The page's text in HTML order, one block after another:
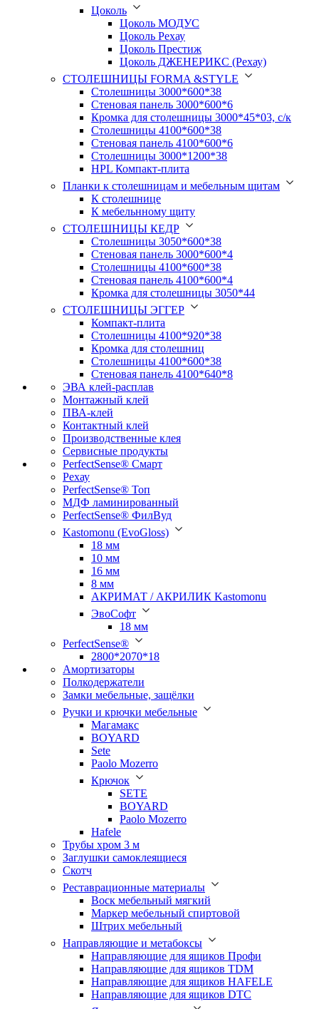
Цоколь
Цоколь МОДУС
Цоколь Рехау
Цоколь Престиж
Цоколь ДЖЕНЕРИКС (Рехау)
СТОЛЕШНИЦЫ FORMA &STYLE
Столешницы 3000*600*38
Стеновая панель 3000*600*6
Кромка для столешницы 3000*45*03, с/к
Столешницы 4100*600*38
Стеновая панель 4100*600*6
Столешницы 3000*1200*38
HPL Компакт-плита
Планки к столешницам и мебельным щитам
К столешнице
К мебельнному щиту
СТОЛЕШНИЦЫ КЕДР
Столешницы 3050*600*38
Стеновая панель 3000*600*4
Столешницы 4100*600*38
Стеновая панель 4100*600*4
Кромка для столешницы 3050*44
СТОЛЕШНИЦЫ ЭГГЕР
Компакт-плита
Столешницы 4100*920*38
Кромка для столешниц
Столешницы 4100*600*38
Стеновая панель 4100*640*8
ЭВА клей-расплав
Монтажный клей
ПВА-клей
Контактный клей
Производственные клея
Сервисные продукты
PerfectSense® Смарт
Рехау
PerfectSense® Топ
МДФ ламинированный
PerfectSense® ФилВуд
Kastomonu (EvoGloss)
18 мм
10 мм
16 мм
8 мм
АКРИМАТ / АКРИЛИК Kastomonu
ЭвоСофт
18 мм
PerfectSense®
2800*2070*18
Амортизаторы
Полкодержатели
Замки мебельные, защёлки
Ручки и крючки мебельные
Магамакс
BOYARD
Sete
Paolo Mozerro
Крючок
SETE
BOYARD
Paolo Mozerro
Hafele
Трубы хром 3 м
Заглушки самоклеящиеся
Скотч
Реставрационные материалы
Воск мебельный мягкий
Маркер мебельный спиртовой
Штрих мебельный
Направляющие и метабоксы
Направляющие для ящиков Профи
Направляющие для ящиков TDM
Направляющие для ящиков HAFELE
Направляющие для ящиков DTC